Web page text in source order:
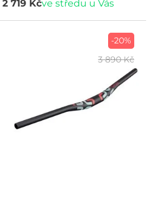
2 719 Kčve středu u Vás
-20%
3 890 Kč